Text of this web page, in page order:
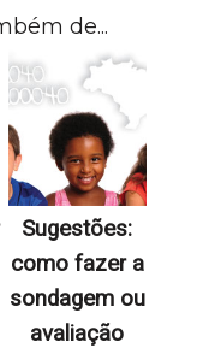
de...
Sugestões:
como fazer a
sondagem ou
avaliação